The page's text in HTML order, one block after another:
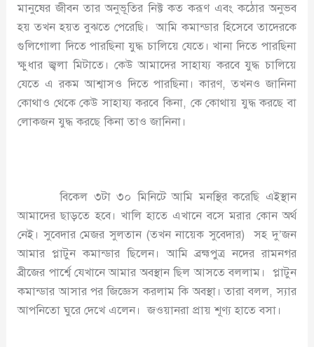
মানুষের জীবন তার অনুভূতির নিক্ট কত করূণ এবং কঠোর অনুভব
হয় তখন হয়ত বুঝতে পেরেছি। আমি কমান্ডার হিসেবে তাদেরকে
গুলিগোলা দিতে পারছিনা যুদ্ধ চালিয়ে যেতে। খানা দিতে পারছিনা
ক্ষুধার জ্বলা মিটাতে। কেউ আমাদের সাহায্য করবে যুদ্ধ চালিয়ে
যেতে এ রকম আশ্বাসও দিতে পারছিনা। কারণ, তখনও জানিনা
কোথাও থেকে কেউ সাহায্য করবে কিনা, কে কোথায় যুদ্ধ করছে বা
লোকজন যুদ্ধ করছে কিনা তাও জানিনা।
বিকেল ৩টা ৩০ মিনিটে আমি মনস্থির করেছি এইস্থান
আমাদের ছাড়তে হবে। খালি হাতে এখানে বসে মরার কোন অর্থ
নেই। সুবেদার মেজর সুলতান (তখন নায়েক সুবেদার) সহ দু’জন
আমার প্লাটুন কমান্ডার ছিলেন। আমি ব্রহ্মপুত্র নদের রামনগর
ব্রীজের পার্শ্বে যেখানে আমার অবস্থান ছিল আসতে বললাম। প্লাটুন
কমান্ডার আসার পর জিজ্ঞেস করলাম কি অবস্থা। তারা বলল, স্যার
আপনিতো ঘুরে দেখে এলেন। জওয়ানরা প্রায় শূণ্য হাতে বসা।